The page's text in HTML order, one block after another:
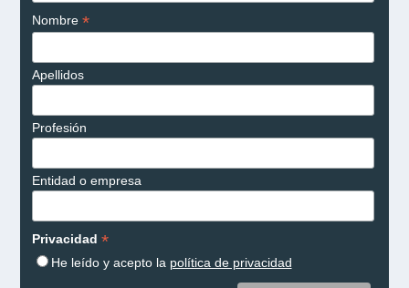
Nombre *
Apellidos
Profesión
Entidad o empresa
Privacidad *
He leído y acepto la política de privacidad